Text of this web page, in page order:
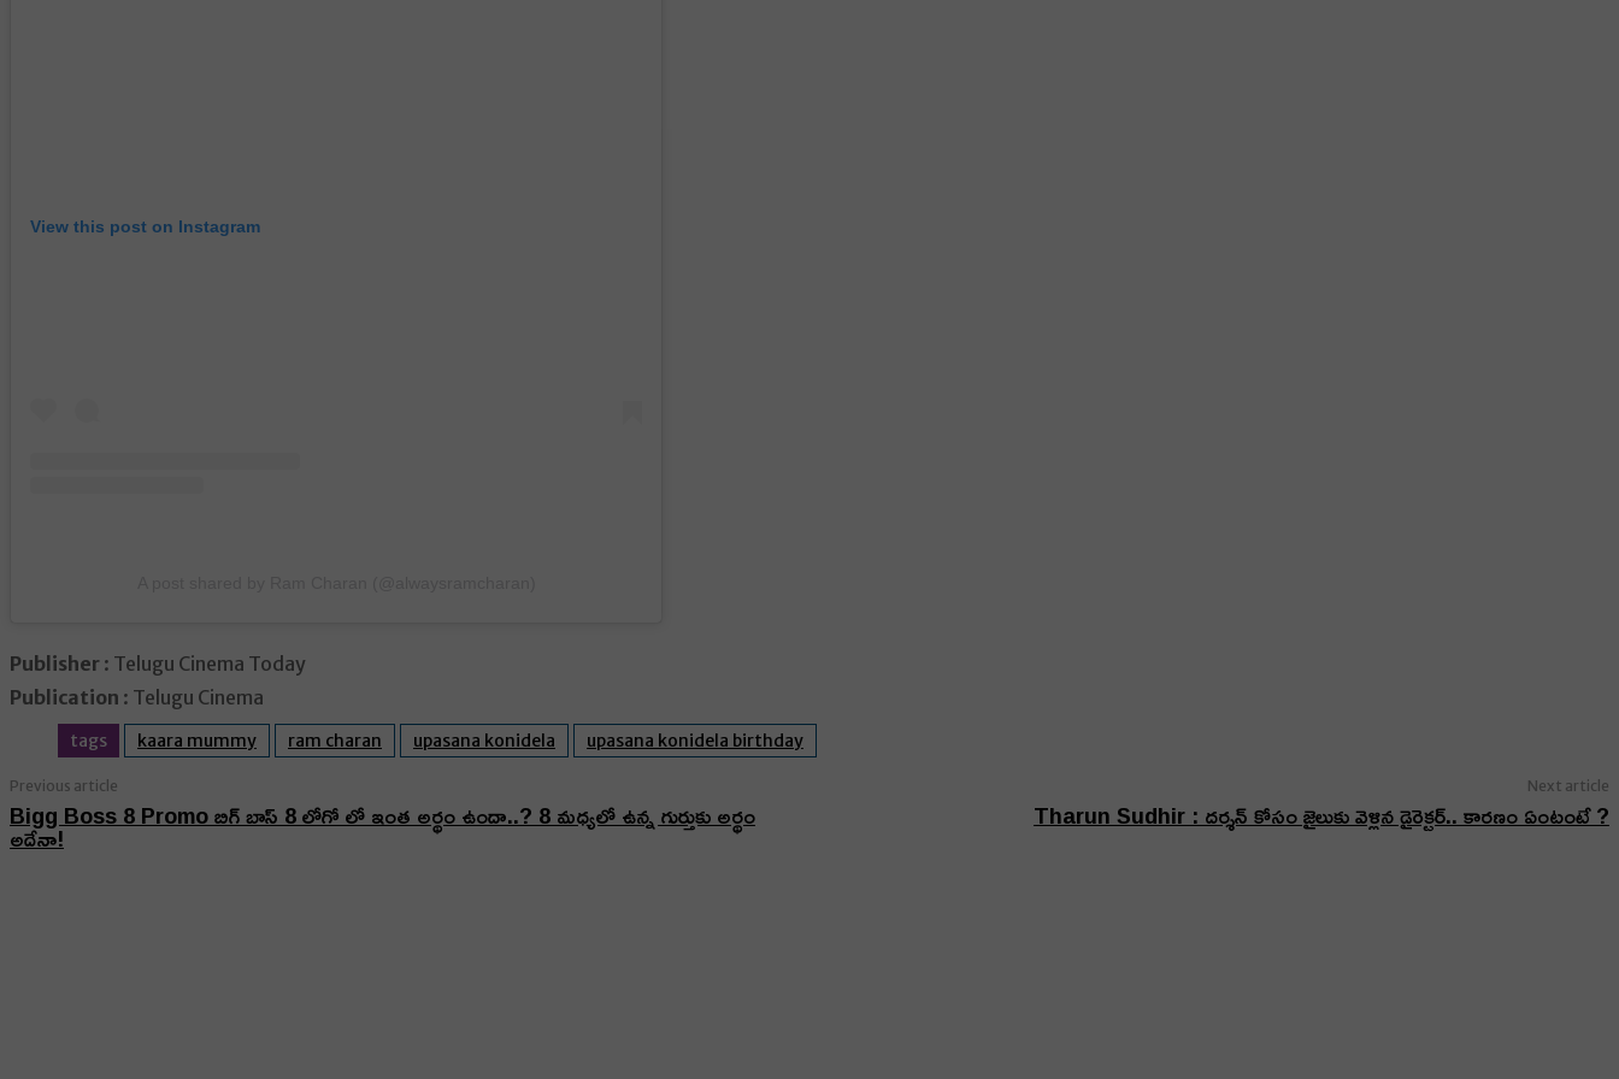
View this post on Instagram
Publisher : Telugu Cinema Today
Publication : Telugu Cinema
tags kaara mummy ram charan upasana konidela upasana konidela birthday
Previous article
Bigg Boss 8 Promo బిగ్ బాస్ 8 లోగో లో ఇంత అర్థం ఉందా..? 8 మధ్యలో ఉన్న గుర్తుకు అర్థం
అదేనా!
Next article
Tharun Sudhir : దర్శన్ కోసం జైలుకు వెళ్లిన డైరెక్టర్.. కారణం ఏంటంటే ?